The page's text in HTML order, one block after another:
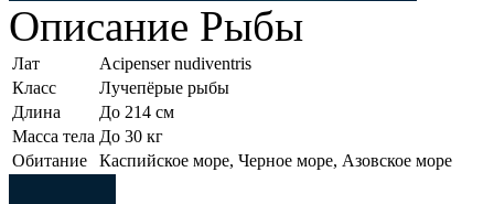
Описание Рыбы
Лат
Acipenser nudiventris
Класс
Лучепёрые рыбы
Длина
До 214 см
Масса тела До 30 кг
Обитание
Каспийское море, Черное море, Азовское море